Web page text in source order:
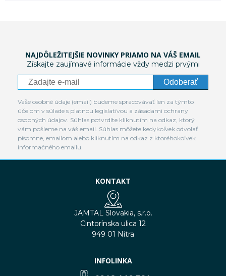
NAJDÔLEŽITEJŠIE NOVINKY PRIAMO NA VÁŠ EMAIL
Získajte zaujímavé informácie vždy medzi prvými
Odoberať
Vaše osobné údaje (email) budeme spracovávať len za týmto
účelom v súlade s platnou legislatívou a zásadami ochrany
osobných údajov. Súhlas potvrdíte kliknutím na odkaz, ktorý
vám pošleme na váš email. Súhlas môžete kedykoľvek odvolať
písomne, emailom alebo kliknutím na odkaz z ktoréhokoľvek
informačného emailu.
KONTAKT
JAMTAL Slovakia, s.r.o.
Cintorínska ulica 12
949 01 Nitra
INFOLINKA